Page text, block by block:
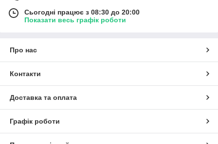
Сьогодні працює з 08:30 до 20:00
Показати весь графік роботи
Про нас
Контакти
Доставка та оплата
Графік роботи